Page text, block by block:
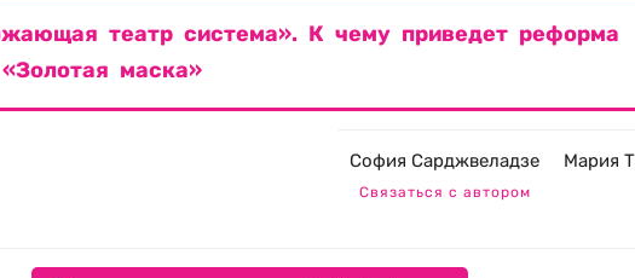
театр система». К чему приведет реформа
маска»
София Сарджвеладзе
Связаться с автором
Мария